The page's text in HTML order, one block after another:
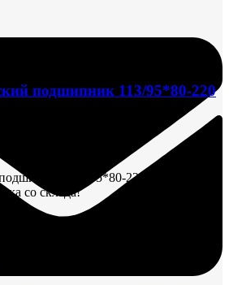
подшипник 113/95*80-220
113/95*80-220 Втулки
со склада!